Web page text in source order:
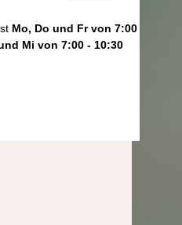
Mo, Do und Fr von 7:00
Mi von 7:00 - 10:30